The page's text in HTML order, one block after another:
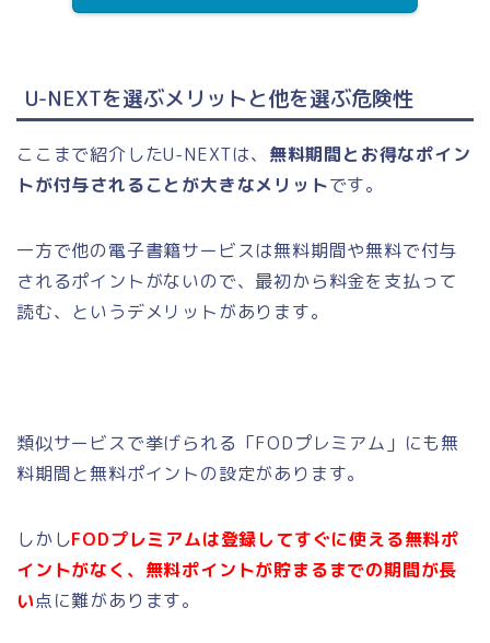
U-NEXTを選ぶメリットと他を選ぶ危険性
ここまで紹介したU-NEXTは、 無料期間とお得なポイン
トが付与されることが大きなメリットです。
一方で他の電子書籍サービスは無料期間や無料で付与
されるポイントがないので、 最初から料金を支払って
読む、というデメリット があります。
類似サービスで挙げられる「FODプレミアム」にも無
料期間と無料ポイントの設定があります。
しかしFODプレミアムは登録してすぐに使える無料ポ
イントがなく、無料ポイントが貯まるまでの期間が長
い点に難があります。